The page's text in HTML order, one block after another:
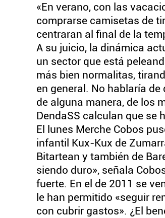
«En verano, con las
comprarse camisetas de
centraran al final de la
A su juicio, la dinámica
un sector que está
más bien normalitas,
en general. No hablaría
de alguna manera, de los
DendaSS calculan que se
El lunes Merche Cobos
infantil Kux-Kux de
Bitartean y también de
siendo duro», señala
fuerte. En el de 2011 se
le han permitido «seguir
con cubrir gastos». ¿El